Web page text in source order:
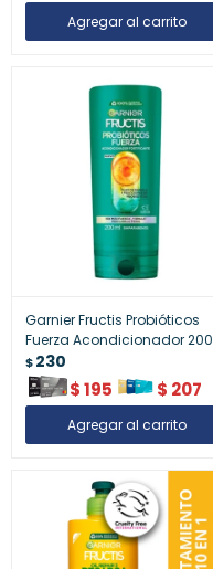
Garnier Fructis Probióticos
Fuerza Acondicionador 200
ml | Fortalece y Protege el
Cabello Frágil
$230
$195 $ 207